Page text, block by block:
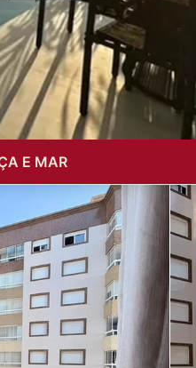
E MAR